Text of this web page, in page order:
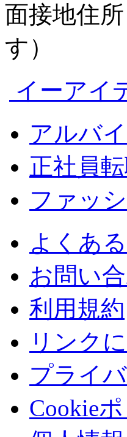
面接地住
す）
イーアイ
アルバ
正社員
ファッ
よくあ
お問い
利用規約
リンク
プライ
Cookie